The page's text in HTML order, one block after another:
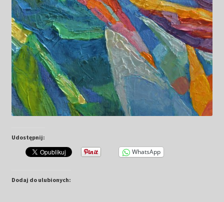
Pejzaż
Obrazy abstrakcyjne
Tarot
Wabi sabi
Aukcja
O mnie
Udostępnij:
WhatsApp
Dodaj do ulubionych: